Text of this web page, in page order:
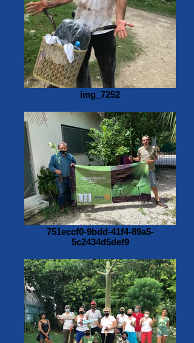
img_7252
751eccf0-9bdd-41f4-89a5-
5c2434d5def9